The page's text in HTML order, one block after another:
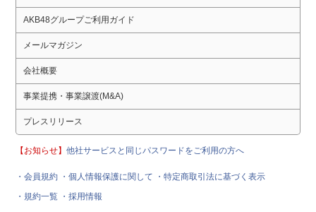
AKB48グループご利用ガイド
メールマガジン
会社概要
事業提携・事業譲渡(M&A)
プレスリリース
【お知らせ】他社サービスと同じパスワードをご利用の方へ
・会員規約 ・個人情報保護に関して
・特定商取引法に基づく表示
・規約一覧 ・採用情報